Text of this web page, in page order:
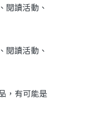
閱讀活動、
讀活動、
，有可能是